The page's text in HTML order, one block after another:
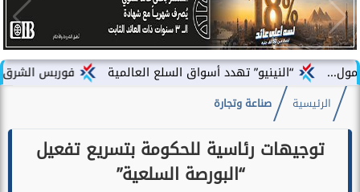
فوربس الشرق الأوسط “النينيو” تهدد أسواق السلع العالمية
الرئيسية صناعة وتجارة
توجيهات رئاسية للحكومة بتسريع تفعيل
“البورصة السلعية”